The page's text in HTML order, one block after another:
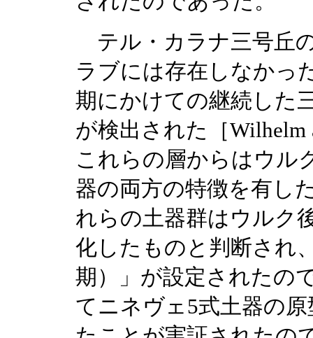
テル・カラナ三号丘
ラブには存在しなかっ
期にかけての継続した
が検出された［Wilhelm
これらの層からはウル
器の両方の特徴を有し
れらの土器群はウルク
化したものと判断され
期）」が設定されたの
てニネヴェ5式土器の